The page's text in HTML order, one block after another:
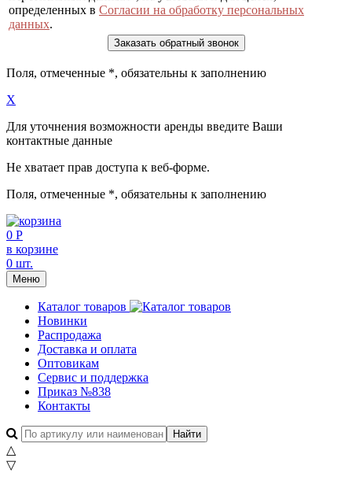
определенных в Согласии на обработку персональных
данных.
Поля, отмеченные *, обязательны к заполнению
X
Для уточнения возможности аренды введите Ваши
контактные данные
Не хватает прав доступа к веб-форме.
Поля, отмеченные *, обязательны к заполнению
0 Р
в корзине
0 шт.
Меню
Каталог товаров
Новинки
Распродажа
Доставка и оплата
Оптовикам
Сервис и поддержка
Приказ №838
Контакты
△
▽